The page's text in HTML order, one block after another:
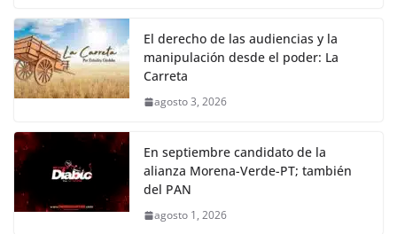
El derecho de las audiencias y la
manipulación desde el poder: La
Carreta
agosto 3, 2026
En septiembre candidato de la
alianza Morena-Verde-PT; también
del PAN
agosto 1, 2026